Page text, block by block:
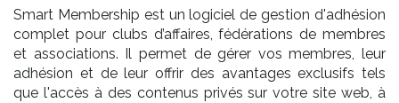
​Smart Membership est un logiciel de gestion d'adhésion
complet pour clubs d’affaires, fédérations de membres
et associations. Il permet de gérer vos membres, leur
adhésion et de leur offrir des avantages exclusifs tels
que l'accès à des contenus privés sur votre site web, à